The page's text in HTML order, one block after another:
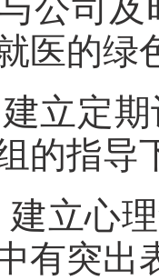
公司
医的绿
建立定
的指导
建立心
有突出